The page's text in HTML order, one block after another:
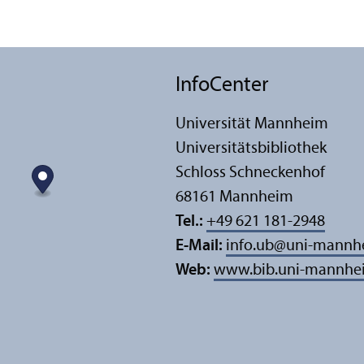
InfoCenter
Universität Mannheim
Universitäts­bibliothek
Schloss Schneckenhof
68161 Mannheim
Tel.: +49 621 181-2948
E-Mail: info.ub@uni-
Web: www.bib.uni-